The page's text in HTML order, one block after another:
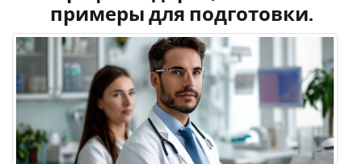
примеры для подготовки.